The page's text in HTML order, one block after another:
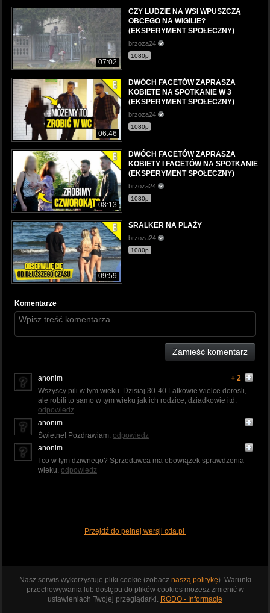
07:02
CZY LUDZIE NA WSI WPUSZCZĄ
OBCEGO NA WIGILIE?
(EKSPERYMENT SPOŁECZNY)
brzoza24
1080p
06:46
DWÓCH FACETÓW ZAPRASZA
KOBIETE NA SPOTKANIE W 3
(EKSPERYMENT SPOŁECZNY)
brzoza24
1080p
08:13
DWÓCH FACETÓW ZAPRASZA
KOBIETY I FACETÓW NA SPOTKANIE
(EKSPERYMENT SPOŁECZNY)
brzoza24
1080p
09:59
SRALKER NA PLAŻY
brzoza24
1080p
Komentarze
Zamieść komentarz
anonim
+ 2
Wszyscy pili w tym wieku. Dzisiaj 30-40 Latkowie wielce dorosli,
ale robili to samo w tym wieku jak ich rodzice, dziadkowie itd.
odpowiedz
anonim
Świetne! Pozdrawiam. odpowiedz
anonim
I co w tym dziwnego? Sprzedawca ma obowiązek sprawdzenia
wieku. odpowiedz
Przejdź do pełnej wersji cda.pl
Nasz serwis wykorzystuje pliki cookie (zobacz naszą politykę). Warunki
przechowywania lub dostępu do plików cookies możesz zmienić w
ustawieniach Twojej przeglądarki. RODO - Informacje